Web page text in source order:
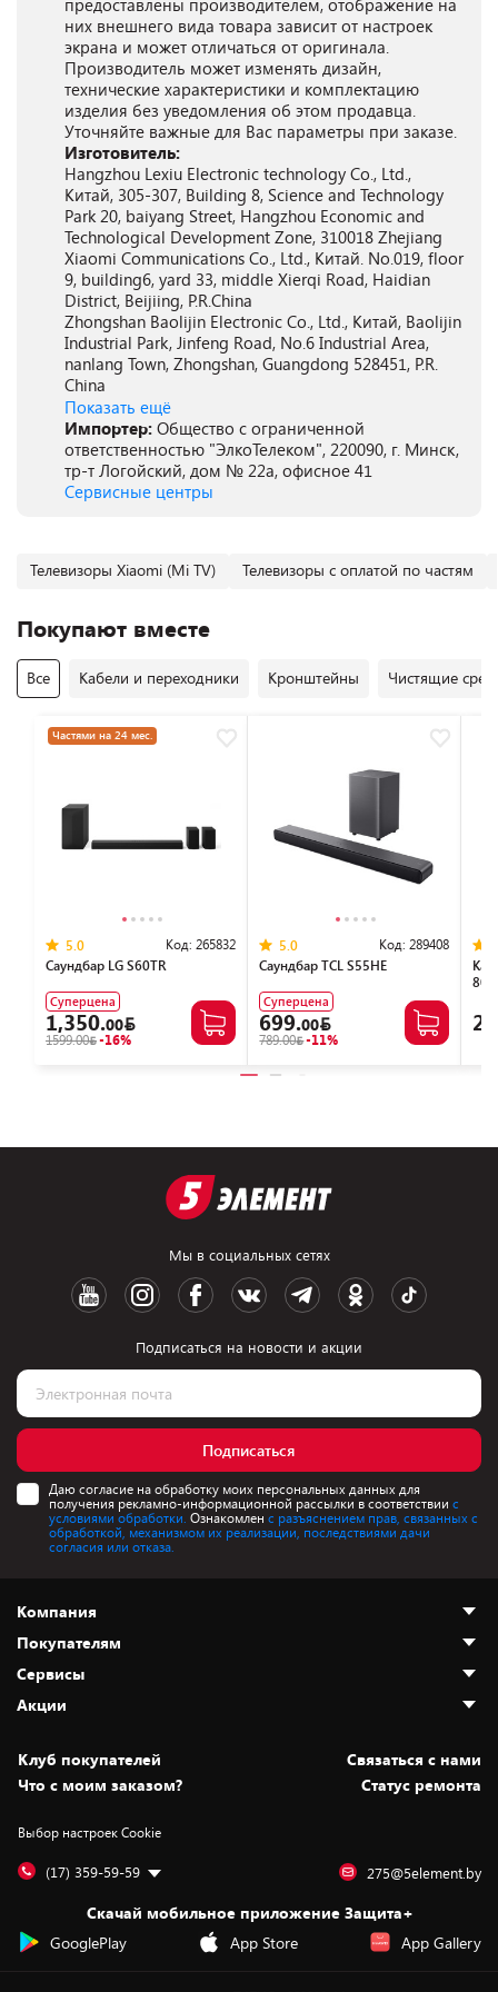
предоставлены производителем, отображение на
них внешнего вида товара зависит от настроек
экрана и может отличаться от оригинала.
Производитель может изменять дизайн,
технические характеристики и комплектацию
изделия без уведомления об этом продавца.
Уточняйте важные для Вас параметры при заказе.
Изготовитель:
Hangzhou Lexiu Electronic technology Co., Ltd.,
Китай, 305-307, Building 8, Science and Technology
Park 20, baiyang Street, Hangzhou Economic and
Technological Development Zone, 310018 Zhejiang
Xiaomi Communications Co., Ltd., Китай. No.019, floor
9, building6, yard 33, middle Xierqi Road, Haidian
District, Beijiing, P.R.China
Zhongshan Baolijin Electronic Co., Ltd., Китай, Baolijin
Industrial Park, Jinfeng Road, No.6 Industrial Area,
nanlang Town, Zhongshan, Guangdong 528451, P.R.
China
Показать ещё
Импортер: Общество с ограниченной
ответственностью "ЭлкоТелеком", 220090, г. Минск,
тр-т Логойский, дом № 22а, офисное 41
Сервисные центры
Телевизоры Xiaomi (Mi TV) Телевизоры с оплатой по частям
Покупают вместе
Все Кабели и переходники Кронштейны Чистящие
Частями на 24 мес.
5.0 Код: 265832
Саундбар LG S60TR
Суперцена
1,350.00
1599.00 -16%
5.0 Код: 289408
Саундбар TCL S55HE
Суперцена
699.00
789.00 -11%
Мы в социальных сетях
Подписаться на новости и акции
Подписаться
Даю согласие на обработку моих персональных данных для
получения рекламно-информационной рассылки в соответствии с
условиями обработки. Ознакомлен с разъяснением прав, связанных с
обработкой, механизмом их реализации, последствиями дачи
согласия или отказа.
Компания
О нас
Адреса магазинов
Новости
Статьи и обзоры
Вакансии
Дай пять добру!
Покупателям
Как сделать заказ
Оплата и доставка
Безналичный расчёт
Обмен и возврат товара
Обработка персональных данных
Подарочные карты
Сервисы
Установка техники
Для игровых консолей
Для мобильных устройств
Для компьютеров
Сервисные центры
Акции
Скидки и промокоды
Белорусские товары
Бонусы
Оплата частями
Новинки
Клуб покупателей
Cвязаться с нами
Что с моим заказом?
Статус ремонта
Выбор настроек Cookie
(17) 359-59-59 275@5element.by
Скачай мобильное приложение Защита+
GooglePlay
App Store App Gallery